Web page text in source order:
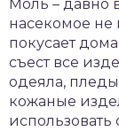
Моль – давно
насекомое не
покусает
съест все
одеяла,
кожаные
использовать